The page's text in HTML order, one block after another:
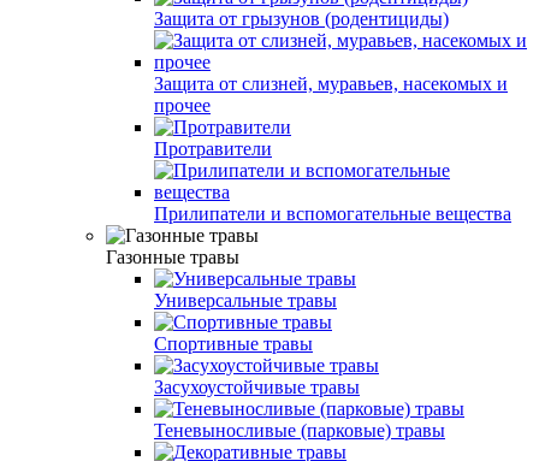
Защита от грызунов (родентициды)
Защита от слизней, муравьев, насекомых и
прочее
Протравители
Прилипатели и вспомогательные вещества
Газонные травы
Универсальные травы
Спортивные травы
Засухоустойчивые травы
Теневыносливые (парковые) травы